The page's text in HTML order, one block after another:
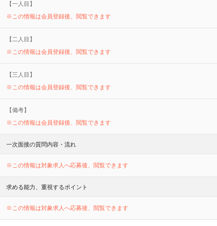
【一人目】
※この情報は会員登録後、閲覧できます
【二人目】
※この情報は会員登録後、閲覧できます
【三 人目】
※この情報は会員登録後、閲覧できます
【備考】
※この情報は会員登録後、閲覧できます
一次面接の質問内容・流れ
※この情報は対象求人へ応募後、閲覧できます
求める能力、重視するポイント
※この情報は対象求人へ応募後、閲覧できます